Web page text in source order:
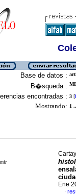
Base de datos :
B�squeda :
encontradas : 3 [
Mostrando: 1
Ene
·